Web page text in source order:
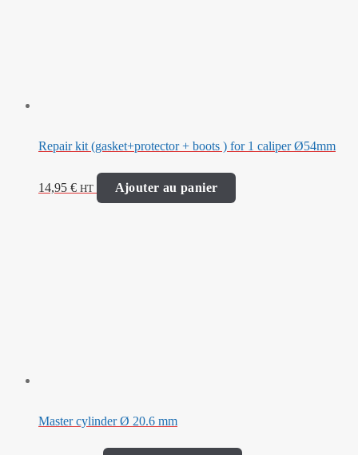
Repair kit (gasket+protector + boots ) for 1 caliper Ø54mm
14,95 € HT Ajouter au panier
Master cylinder Ø 20.6 mm